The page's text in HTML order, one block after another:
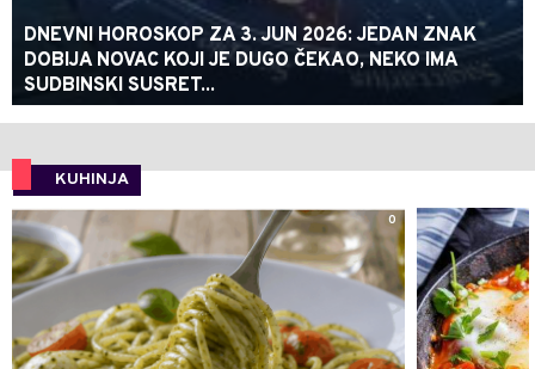
DNEVNI HOROSKOP ZA 3. JUN 2026: JEDAN ZNAK
DOBIJA NOVAC KOJI JE DUGO ČEKAO, NEKO IMA
SUDBINSKI SUSRET...
KUHINJA
0